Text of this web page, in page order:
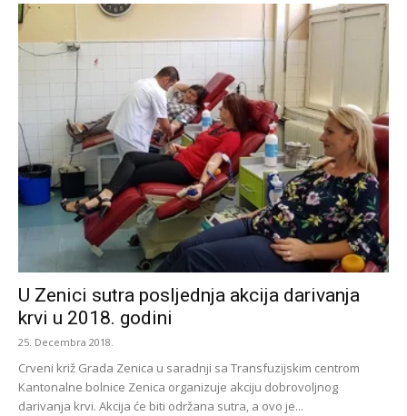
U Zenici sutra posljednja akcija darivanja
krvi u 2018. godini
25. Decembra 2018.
Crveni križ Grada Zenica u saradnji sa Transfuzijskim centrom
Kantonalne bolnice Zenica organizuje akciju dobrovoljnog
darivanja krvi. Akcija će biti održana sutra, a ovo je...